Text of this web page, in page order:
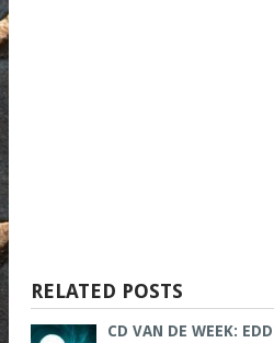
RELATED POSTS
CD VAN DE WEEK: